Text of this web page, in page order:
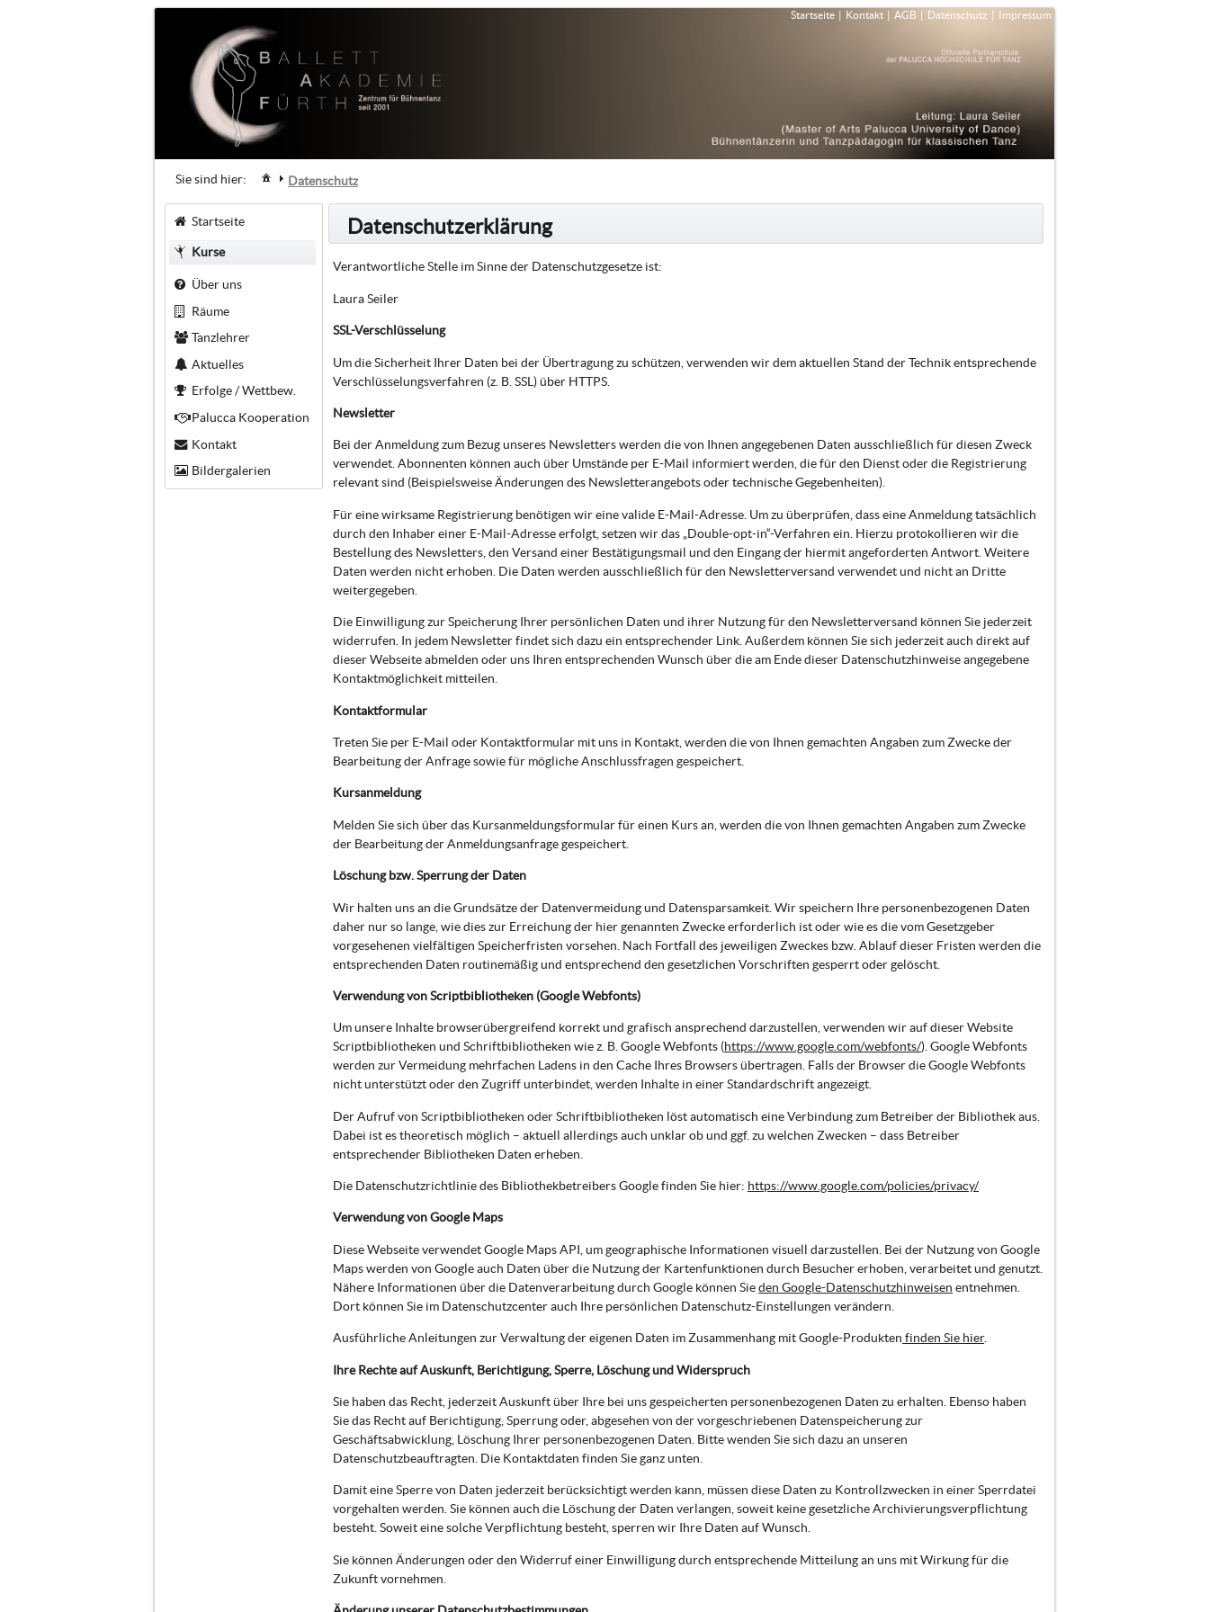
Startseite | Kontakt | AGB | Datenschutz | Impressum
Sie sind hier: Datenschutz
Startseite
Kurse
Über uns
Räume
Tanzlehrer
Aktuelles
Erfolge / Wettbew.
Palucca Kooperation
Kontakt
Bildergalerien
Datenschutzerklärung
Verantwortliche Stelle im Sinne der Datenschutzgesetze ist:
Laura Seiler
SSL-Verschlüsselung
Um die Sicherheit Ihrer Daten bei der Übertragung zu schützen, verwenden wir dem aktuellen Stand der Technik entsprechende
Verschlüsselungsverfahren (z. B. SSL) über HTTPS.
Newsletter
Bei der Anmeldung zum Bezug unseres Newsletters werden die von Ihnen angegebenen Daten ausschließlich für diesen Zweck
verwendet. Abonnenten können auch über Umstände per E-Mail informiert werden, die für den Dienst oder die Registrierung
relevant sind (Beispielsweise Änderungen des Newsletterangebots oder technische Gegebenheiten).
Für eine wirksame Registrierung benötigen wir eine valide E-Mail-Adresse. Um zu überprüfen, dass eine Anmeldung tatsächlich
durch den Inhaber einer E-Mail-Adresse erfolgt, setzen wir das „Double-opt-in“-Verfahren ein. Hierzu protokollieren wir die
Bestellung des Newsletters, den Versand einer Bestätigungsmail und den Eingang der hiermit angeforderten Antwort. Weitere
Daten werden nicht erhoben. Die Daten werden ausschließlich für den Newsletterversand verwendet und nicht an Dritte
weitergegeben.
Die Einwilligung zur Speicherung Ihrer persönlichen Daten und ihrer Nutzung für den Newsletterversand können Sie jederzeit
widerrufen. In jedem Newsletter findet sich dazu ein entsprechender Link. Außerdem können Sie sich jederzeit auch direkt auf
dieser Webseite abmelden oder uns Ihren entsprechenden Wunsch über die am Ende dieser Datenschutzhinweise angegebene
Kontaktmöglichkeit mitteilen.
Kontaktformular
Treten Sie per E-Mail oder Kontaktformular mit uns in Kontakt, werden die von Ihnen gemachten Angaben zum Zwecke der
Bearbeitung der Anfrage sowie für mögliche Anschlussfragen gespeichert.
Kursanmeldung
Melden Sie sich über das Kursanmeldungsformular für einen Kurs an, werden die von Ihnen gemachten Angaben zum Zwecke
der Bearbeitung der Anmeldungsanfrage gespeichert.
Löschung bzw. Sperrung der Daten
Wir halten uns an die Grundsätze der Datenvermeidung und Datensparsamkeit. Wir speichern Ihre personenbezogenen Daten
daher nur so lange, wie dies zur Erreichung der hier genannten Zwecke erforderlich ist oder wie es die vom Gesetzgeber
vorgesehenen vielfältigen Speicherfristen vorsehen. Nach Fortfall des jeweiligen Zweckes bzw. Ablauf dieser Fristen werden die
entsprechenden Daten routinemäßig und entsprechend den gesetzlichen Vorschriften gesperrt oder gelöscht.
Verwendung von Scriptbibliotheken (Google Webfonts)
Um unsere Inhalte browserübergreifend korrekt und grafisch ansprechend darzustellen, verwenden wir auf dieser Website
Scriptbibliotheken und Schriftbibliotheken wie z. B. Google Webfonts (https://www.google.com/webfonts/). Google Webfonts
werden zur Vermeidung mehrfachen Ladens in den Cache Ihres Browsers übertragen. Falls der Browser die Google Webfonts
nicht unterstützt oder den Zugriff unterbindet, werden Inhalte in einer Standardschrift angezeigt.
Der Aufruf von Scriptbibliotheken oder Schriftbibliotheken löst automatisch eine Verbindung zum Betreiber der Bibliothek aus.
Dabei ist es theoretisch möglich – aktuell allerdings auch unklar ob und ggf. zu welchen Zwecken – dass Betreiber
entsprechender Bibliotheken Daten erheben.
Die Datenschutzrichtlinie des Bibliothekbetreibers Google finden Sie hier: https://www.google.com/policies/privacy/
Verwendung von Google Maps
Diese Webseite verwendet Google Maps API, um geographische Informationen visuell darzustellen. Bei der Nutzung von Google
Maps werden von Google auch Daten über die Nutzung der Kartenfunktionen durch Besucher erhoben, verarbeitet und genutzt.
Nähere Informationen über die Datenverarbeitung durch Google können Sieden Google-Datenschutzhinweisen entnehmen.
Dort können Sie im Datenschutzcenter auch Ihre persönlichen Datenschutz-Einstellungen verändern.
Ausführliche Anleitungen zur Verwaltung der eigenen Daten im Zusammenhang mit Google-Produkten finden Sie hier.
Ihre Rechte auf Auskunft, Berichtigung, Sperre, Löschung und Widerspruch
Sie haben das Recht, jederzeit Auskunft über Ihre bei uns gespeicherten personenbezogenen Daten zu erhalten. Ebenso haben
Sie das Recht auf Berichtigung, Sperrung oder, abgesehen von der vorgeschriebenen Datenspeicherung zur
Geschäftsabwicklung, Löschung Ihrer personenbezogenen Daten. Bitte wenden Sie sich dazu an unseren
Datenschutzbeauftragten. Die Kontaktdaten finden Sie ganz unten.
Damit eine Sperre von Daten jederzeit berücksichtigt werden kann, müssen diese Daten zu Kontrollzwecken in einer Sperrdatei
vorgehalten werden. Sie können auch die Löschung der Daten verlangen, soweit keine gesetzliche Archivierungsverpflichtung
besteht. Soweit eine solche Verpflichtung besteht, sperren wir Ihre Daten auf Wunsch.
Sie können Änderungen oder den Widerruf einer Einwilligung durch entsprechende Mitteilung an uns mit Wirkung für die
Zukunft vornehmen.